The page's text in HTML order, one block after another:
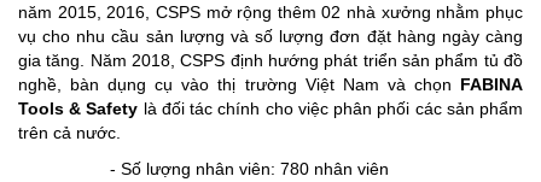
năm 2015, 2016, CSPS mở rộng thêm 02 nhà xưởng nhằm phục
vụ cho nhu cầu sản lượng và số lượng đơn đặt hàng ngày càng
gia tăng. Năm 2018, CSPS định hướng phát triển sản phẩm tủ đồ
nghề, bàn dụng cụ vào thị trường Việt Nam và chọn FABINA
Tools & Safety là đối tác chính cho việc phân phối các sản phẩm
trên cả nước.
- Số lượng nhân viên: 780 nhân viên